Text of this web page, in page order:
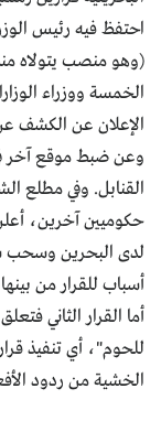
احتفظ فيه رئيس
الخمسة ووزراء
الإعلان عن الكشف
وعن ضبط موقع آخر
القنابل. وفي مطلع
حكوميين آخرين، أعلن
لدى البحرين وسحب
أسباب للقرار من
أما القرار الثاني
للحوم"، أي تنفيذ
الخشية من ردود